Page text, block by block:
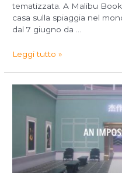
tematizzata. A Malibu
casa sulla spiaggia nel
dal 7 giugno da …
Leggi tutto »